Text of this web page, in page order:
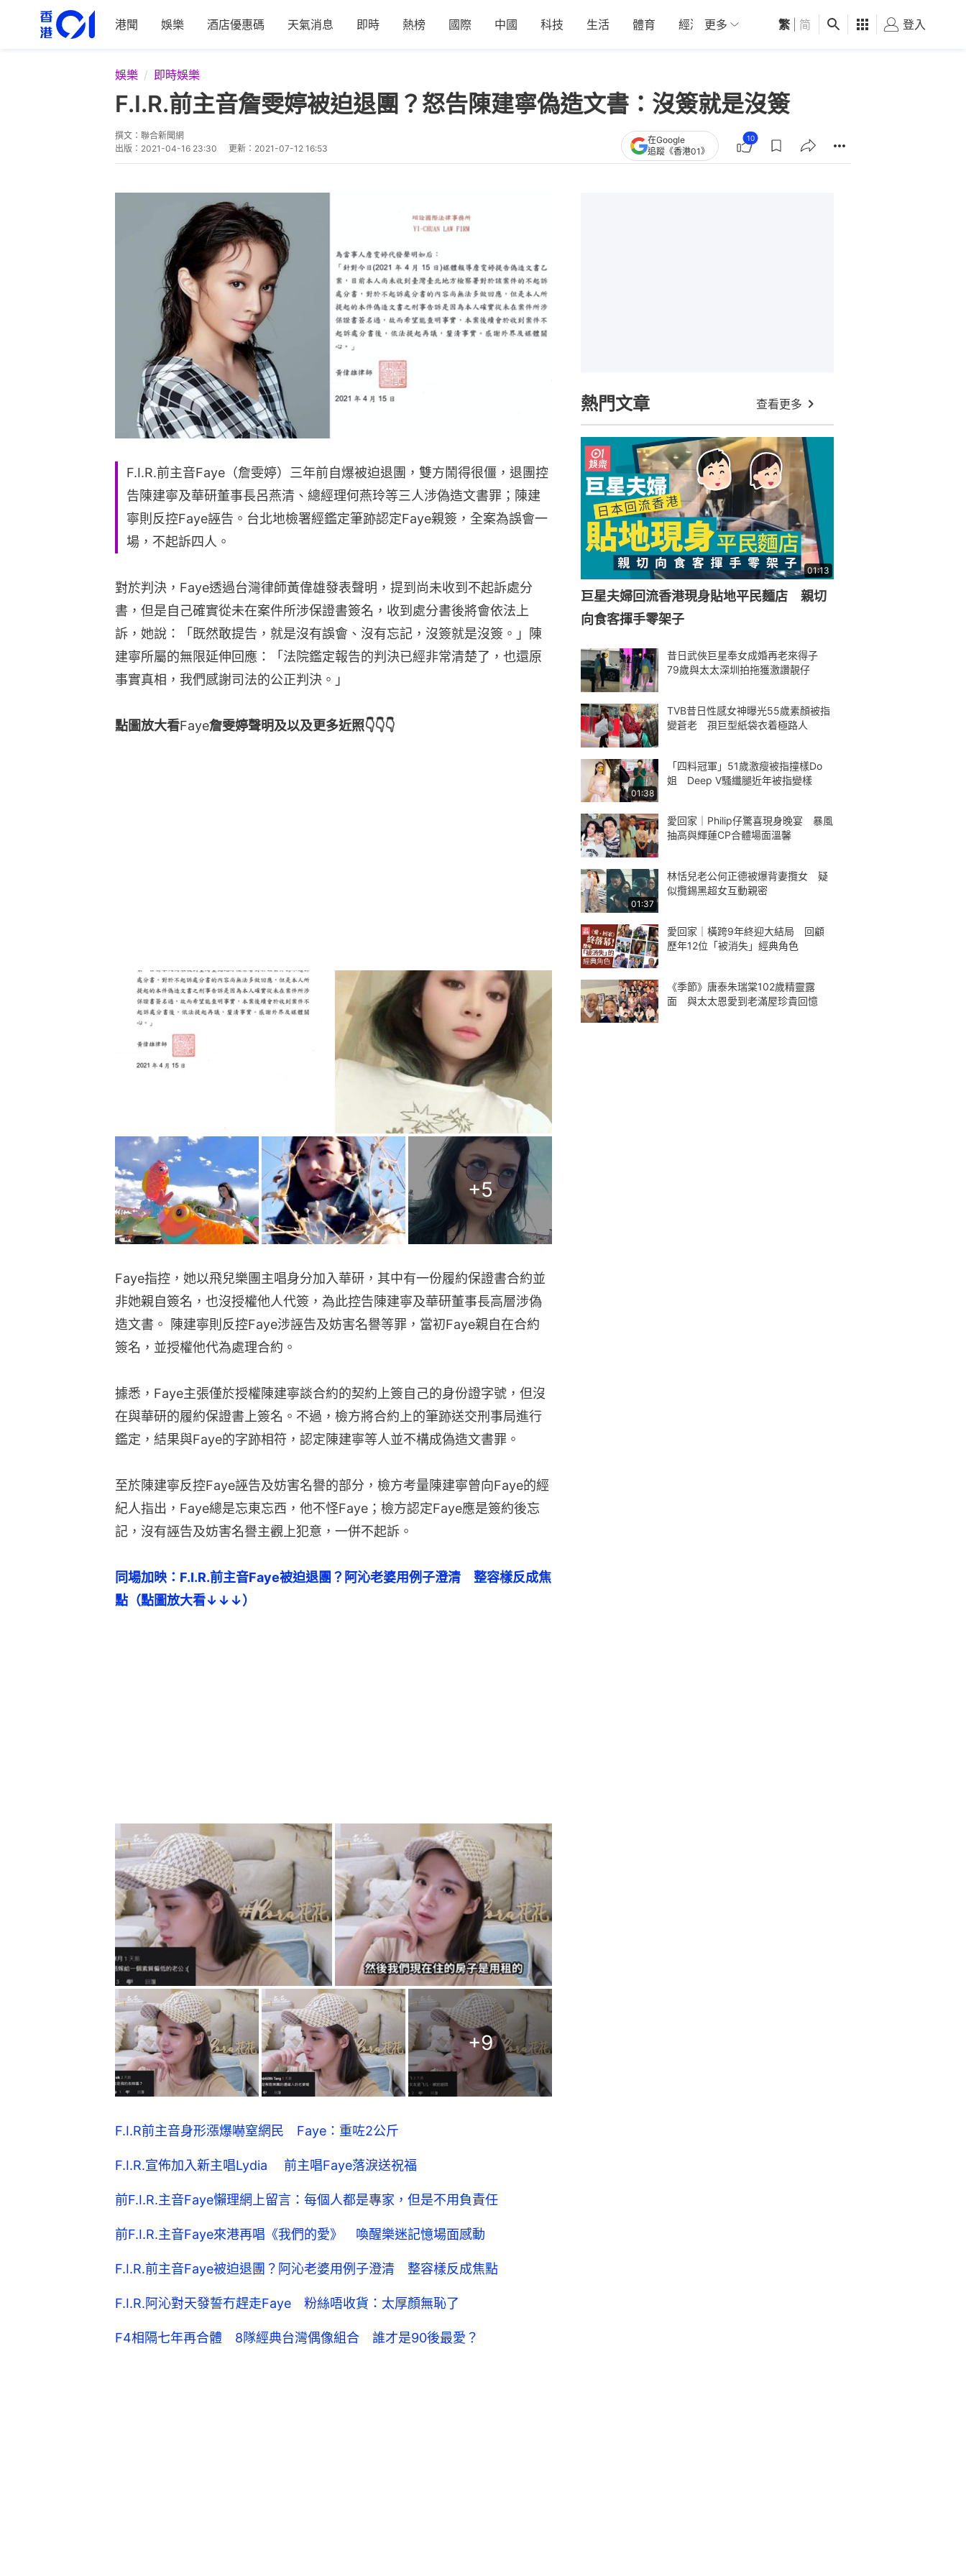
港聞 娛樂 酒店優惠碼 天氣消息 即時 熱榜 國際 中國 科技 生活 體育 經濟 01深圳 觀點 健康 好食玩飛
更多 繁 简 登入
娛樂 即時娛樂
F.I.R.前主音詹雯婷被迫退團？怒告陳建寧偽造文書：沒簽就是沒簽
撰文： 聯合新聞網
出版： 2021-04-16 23:30 更新： 2021-07-12 16:53
在Google
追蹤《香港01》
10
F.I.R.前主音Faye（詹雯婷）三年前自爆被迫退團，雙方鬧得很僵，退團控
告陳建寧及華研董事長呂燕清、總經理何燕玲等三人涉偽造文書罪；陳建
寧則反控Faye誣告。台北地檢署經鑑定筆跡認定Faye親簽，全案為誤會一
場，不起訴四人。
對於判決，Faye透過台灣律師黃偉雄發表聲明，提到尚未收到不起訴處分
書，但是自己確實從未在案件所涉保證書簽名，收到處分書後將會依法上
訴，她說：「既然敢提告，就是沒有誤會、沒有忘記，沒簽就是沒簽。」陳
建寧所屬的無限延伸回應：「法院鑑定報告的判決已經非常清楚了，也還原
事實真相，我們感謝司法的公正判決。」
點圖放大看Faye詹雯婷聲明及以及更多近照👇👇👇
+5
Faye指控，她以飛兒樂團主唱身分加入華研，其中有一份履約保證書合約並
非她親自簽名，也沒授權他人代簽，為此控告陳建寧及華研董事長高層涉偽
造文書。 陳建寧則反控Faye涉誣告及妨害名譽等罪，當初Faye親自在合約
簽名，並授權他代為處理合約。
據悉，Faye主張僅於授權陳建寧談合約的契約上簽自己的身份證字號，但沒
在與華研的履約保證書上簽名。不過，檢方將合約上的筆跡送交刑事局進行
鑑定，結果與Faye的字跡相符，認定陳建寧等人並不構成偽造文書罪。
至於陳建寧反控Faye誣告及妨害名譽的部分，檢方考量陳建寧曾向Faye的經
紀人指出，Faye總是忘東忘西，他不怪Faye；檢方認定Faye應是簽約後忘
記，沒有誣告及妨害名譽主觀上犯意，一併不起訴。
同場加映：F.I.R.前主音Faye被迫退團？阿沁老婆用例子澄清　整容樣反成焦
點（點圖放大看↓↓↓）
+9
F.I.R前主音身形漲爆嚇窒網民 Faye：重咗2公斤
F.I.R.宣佈加入新主唱Lydia 前主唱Faye落淚送祝福
前F.I.R.主音Faye懶理網上留言：每個人都是專家，但是不用負責任
前F.I.R.主音Faye來港再唱《我們的愛》 喚醒樂迷記憶場面感動
F.I.R.前主音Faye被迫退團？阿沁老婆用例子澄清 整容樣反成焦點
F.I.R.阿沁對天發誓冇趕走Faye 粉絲唔收貨：太厚顏無恥了
F4相隔七年再合體 8隊經典台灣偶像組合 誰才是90後最愛？
熱門文章 查看更多
01:13
巨星夫婦回流香港現身貼地平民麵店 親切
向食客揮手零架子
昔日武俠巨星奉女成婚再老來得子
79歲與太太深圳拍拖獲激讚靚仔
TVB昔日性感女神曝光55歲素顏被指
變蒼老 孭巨型紙袋衣着極路人
01:38
「四料冠軍」51歲激瘦被指撞樣Do
姐 Deep V騷纖腿近年被指變樣
愛回家｜Philip仔驚喜現身晚宴 暴風
抽高與輝蓮CP合體場面溫馨
01:37
林恬兒老公何正德被爆背妻攬女 疑
似攬錫黑超女互動親密
愛回家｜橫跨9年終迎大結局 回顧
歷年12位「被消失」經典角色
《季節》唐泰朱瑞棠102歲精靈露
面 與太太恩愛到老滿屋珍貴回憶